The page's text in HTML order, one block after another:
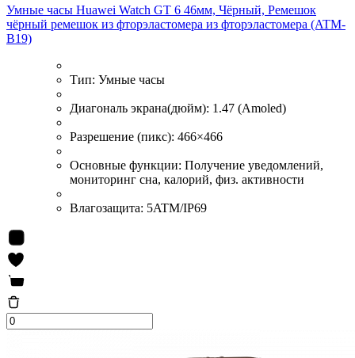
Умные часы Huawei Watch GT 6 46мм, Чёрный, Ремешок
чёрный ремешок из фторэластомера из фторэластомера (ATM-
B19)
Тип: Умные часы
Диагональ экрана(дюйм): 1.47 (Amoled)
Разрешение (пикс): 466×466
Основные функции: Получение уведомлений,
мониторинг сна, калорий, физ. активности
Влагозащита: 5ATM/IP69